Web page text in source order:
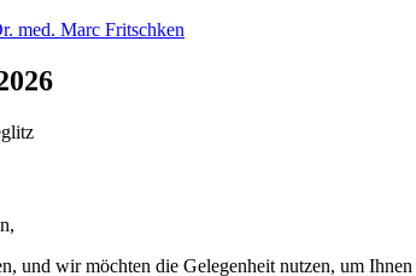
und wir möchten die Gelegenheit nutzen, um